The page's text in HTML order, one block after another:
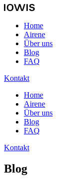
Home
Airene
Über uns
Blog
FAQ
Kontakt
Home
Airene
Über uns
Blog
FAQ
Kontakt
Blog